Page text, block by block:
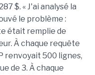
$. « J'ai analysé la
le problème :
était remplie de
À chaque requête
renvoyait 500 lignes,
de 3. À chaque